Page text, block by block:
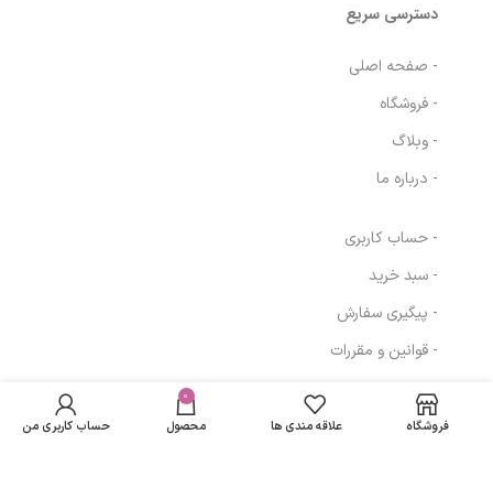
دسترسی سریع
- صفحه اصلی
- فروشگاه
- وبلاگ
- درباره ما
- حساب کاربری
- سبد خرید
- پیگیری سفارش
- قوانین و مقررات
مسیرهای ارتباطی
RELAX 200ML
4,460,394 تومان
باشد فروشگاه علاقه مندی ها
0
محصول حساب کاربری من